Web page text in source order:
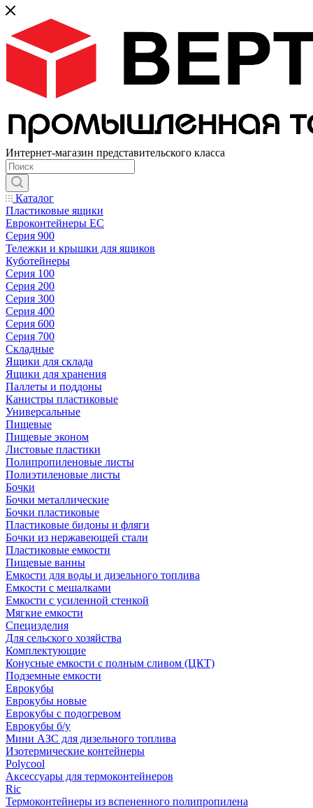
Интернет-магазин представительского класса
Каталог
Пластиковые ящики
Евроконтейнеры ЕС
Серия 900
Тележки и крышки для ящиков
Куботейнеры
Серия 100
Серия 200
Серия 300
Серия 400
Серия 600
Серия 700
Складные
Ящики для склада
Ящики для хранения
Паллеты и поддоны
Канистры пластиковые
Универсальные
Пищевые
Пищевые эконом
Листовые пластики
Полипропиленовые листы
Полиэтиленовые листы
Бочки
Бочки металлические
Бочки пластиковые
Пластиковые бидоны и фляги
Бочки из нержавеющей стали
Пластиковые емкости
Пищевые ванны
Емкости для воды и дизельного топлива
Емкости с мешалками
Емкости с усиленной стенкой
Мягкие емкости
Специзделия
Для сельского хозяйства
Комплектующие
Конусные емкости с полным сливом (ЦКТ)
Подземные емкости
Еврокубы
Еврокубы новые
Еврокубы с подогревом
Еврокубы б/у
Мини АЗС для дизельного топлива
Изотермические контейнеры
Polycool
Аксессуары для термоконтейнеров
Ric
Термоконтейнеры из вспененного полипропилена